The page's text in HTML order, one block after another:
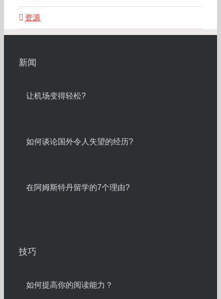
资源
新闻
让机场变得轻松?
如何谈论国外令人失望的经历?
在阿姆斯特丹留学的7个理由?
技巧
如何提高你的阅读能力？